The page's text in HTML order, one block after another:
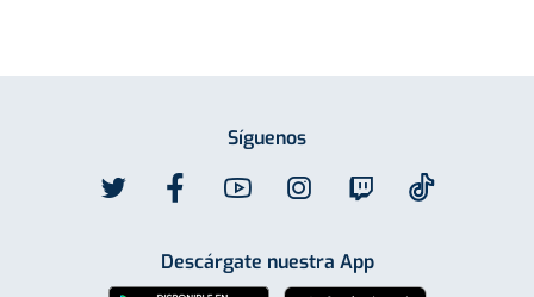
Síguenos
Descárgate nuestra App